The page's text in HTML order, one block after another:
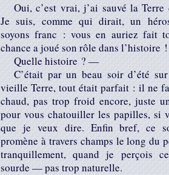
Oui, c’est vrai, j’ai sauvé la Terre
Je suis, comme qui dirait, un
soyons franc : vous en auriez fait
chance a joué son rôle dans l’histoire !
Quelle histoire ? —
C’était par un beau soir d’été
vieille Terre, tout était parfait : il ne
chaud, pas trop froid encore, juste
pour vous chatouiller les papilles, si
que je veux dire. Enfin bref, ce
promène à travers champs le long du
tranquillement, quand je perçois
sourde — pas trop naturelle.